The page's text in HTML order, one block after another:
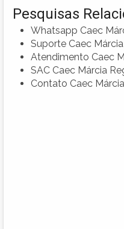
Pesquisas
Whatsapp Caec
Suporte Caec
Atendimento Caec
SAC Caec Márcia
Contato Caec